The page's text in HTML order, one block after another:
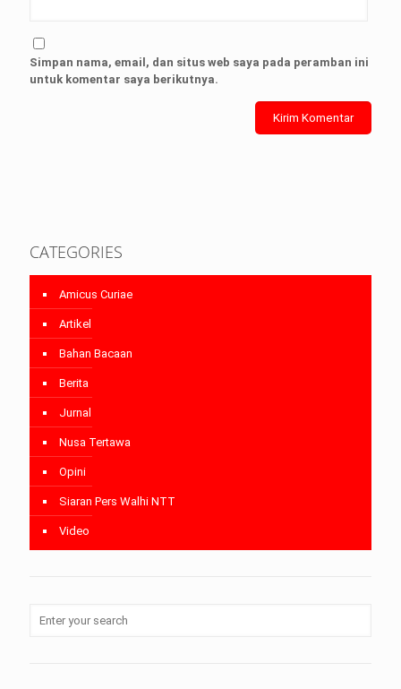
Simpan nama, email, dan situs web saya pada peramban ini
untuk komentar saya berikutnya.
CATEGORIES
Amicus Curiae
Artikel
Bahan Bacaan
Berita
Jurnal
Nusa Tertawa
Opini
Siaran Pers Walhi NTT
Video